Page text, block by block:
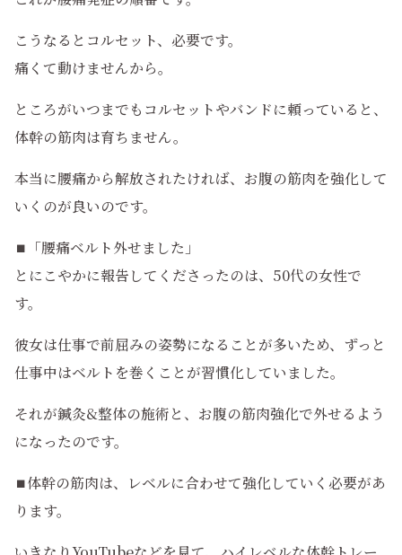
こうなるとコルセット、必要です。
痛くて動けませんから。
ところがいつまでもコルセットやバンドに頼っていると、
体幹の筋肉は育ちません。
本当に腰痛から解放されたければ、お腹の筋肉を強化して
いくのが良いのです。
⏹️「腰痛ベルト外せました」
とにこやかに報告してくださったのは、50代の女性で
す。
彼女は仕事で前屈みの姿勢になることが多いため、ずっと
仕事中はベルトを巻くことが習慣化していました。
それが鍼灸&整体の施術と、お腹の筋肉強化で外せるよう
になったのです。
⏹️体幹の筋肉は、レベルに合わせて強化していく必要があ
ります。